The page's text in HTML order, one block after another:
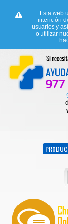
Esta web
intención
usuarios y
o utilizar